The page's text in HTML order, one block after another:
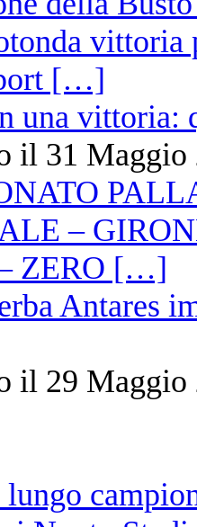
una vittoria:
il 31 Maggio
Antares
il 29 Maggio